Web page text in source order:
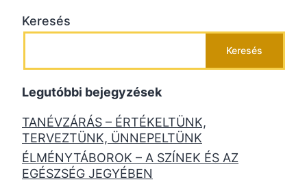
Keresés
Keresés
Legutóbbi bejegyzések
TANÉVZÁRÁS – ÉRTÉKELTÜNK,
TERVEZTÜNK, ÜNNEPELTÜNK
ÉLMÉNYTÁBOROK – A SZÍNEK ÉS AZ
EGÉSZSÉG JEGYÉBEN